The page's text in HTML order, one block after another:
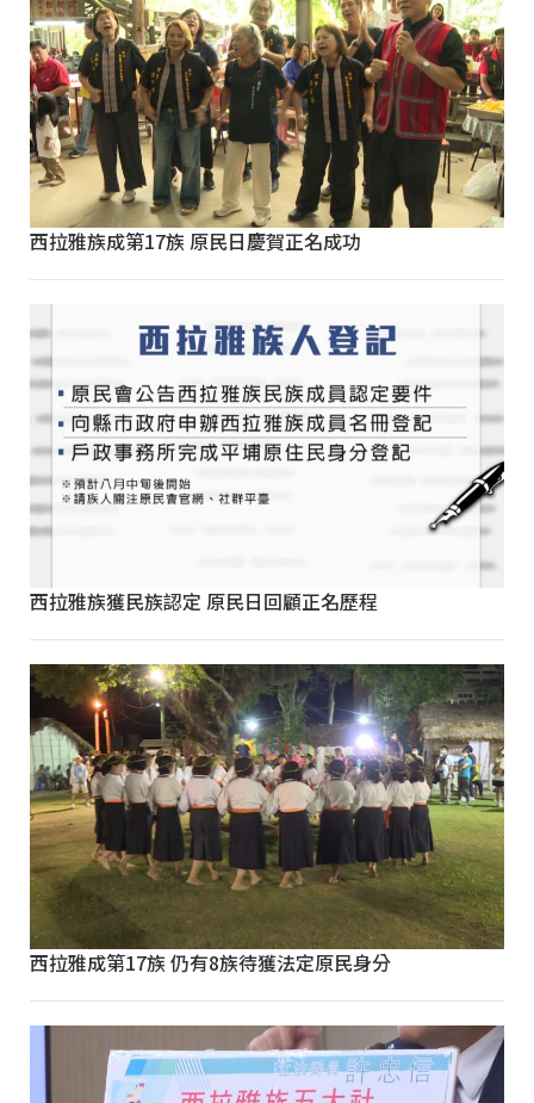
西拉雅族成第17族 原民日慶賀正名成功
西拉雅族獲民族認定 原民日回顧正名歷程
西拉雅成第17族 仍有8族待獲法定原民身分